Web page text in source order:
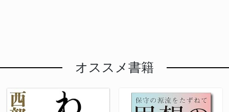
オススメ書籍